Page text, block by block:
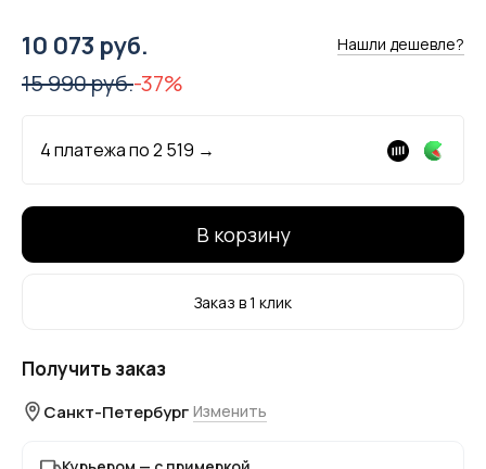
10 073 руб. Нашли дешевле?
15 990 руб.-37%
4 платежа по2 519 →
В корзину
Заказ в 1 клик
Получить заказ
Санкт-Петербург Изменить